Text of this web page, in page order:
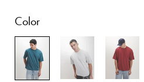
Color